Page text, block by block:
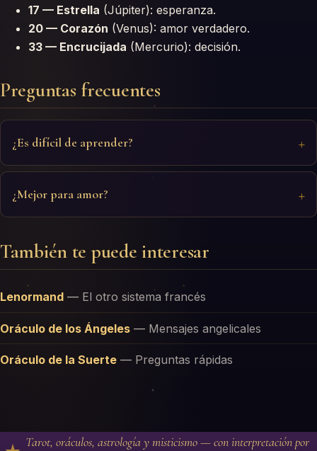
17 — Estrella (Júpiter): esperanza.
20 — Corazón (Venus): amor verdadero.
33 — Encrucijada (Mercurio): decisión.
Preguntas frecuentes
¿Es difícil de aprender?
¿Mejor para amor?
También te puede interesar
Lenormand — El otro sistema francés
Oráculo de los Ángeles — Mensajes angelicales
Oráculo de la Suerte — Preguntas rápidas
Tarot, oráculos, astrología y misticismo — con interpretación por